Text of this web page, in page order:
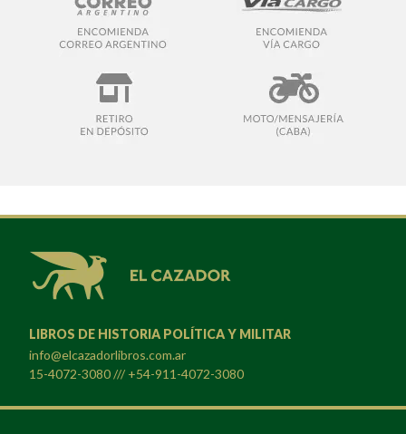
LIBROS DE HISTORIA POLÍTICA Y MILITAR
info@elcazadorlibros.com.ar
15-4072-3080 /// +54-911-4072-3080